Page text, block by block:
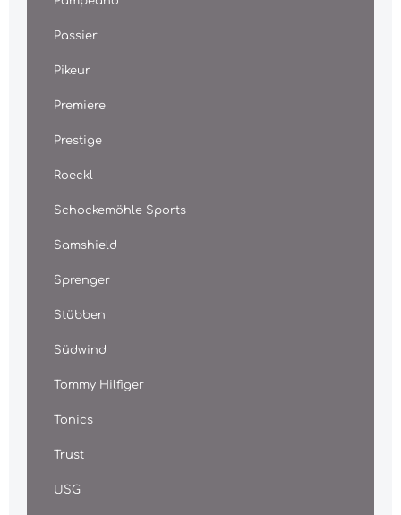
Passier
Pikeur
Premiere
Prestige
Roeckl
Schockemöhle Sports
Samshield
Sprenger
Stübben
Südwind
Tommy Hilfiger
Tonics
Trust
USG